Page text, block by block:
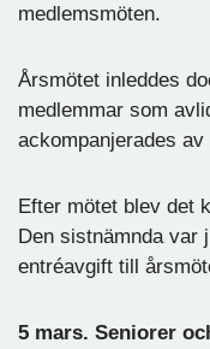
medlemsmöten.
Årsmötet inleddes
medlemmar som
ackompanjerades
Efter mötet blev det
Den sistnämnda var
entréavgift till
5 mars. Seniorer